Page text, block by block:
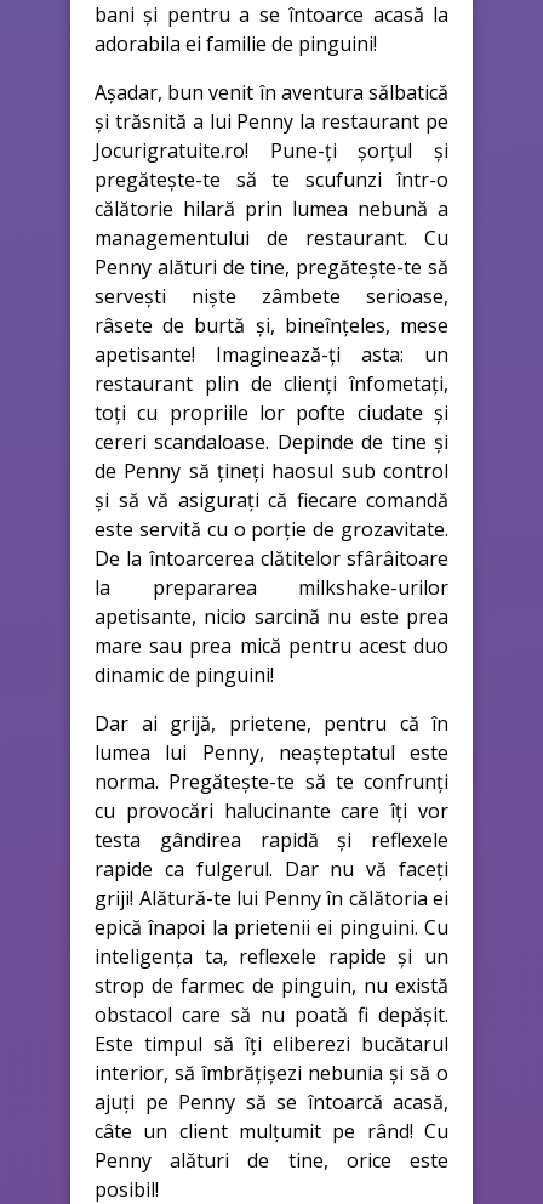
bani și pentru a se întoarce acasă la
adorabila ei familie de pinguini!
Așadar, bun venit în aventura sălbatică
și trăsnită a lui Penny la restaurant pe
Jocurigratuite.ro! Pune-ți șorțul și
pregătește-te să te scufunzi într-o
călătorie hilară prin lumea nebună a
managementului de restaurant. Cu
Penny alături de tine, pregătește-te să
servești niște zâmbete serioase,
râsete de burtă și, bineînțeles, mese
apetisante! Imaginează-ți asta: un
restaurant plin de clienți înfometați,
toți cu propriile lor pofte ciudate și
cereri scandaloase. Depinde de tine și
de Penny să țineți haosul sub control
și să vă asigurați că fiecare comandă
este servită cu o porție de grozavitate.
De la întoarcerea clătitelor sfârâitoare
la prepararea milkshake-urilor
apetisante, nicio sarcină nu este prea
mare sau prea mică pentru acest duo
dinamic de pinguini!
Dar ai grijă, prietene, pentru că în
lumea lui Penny, neașteptatul este
norma. Pregătește-te să te confrunți
cu provocări halucinante care îți vor
testa gândirea rapidă și reflexele
rapide ca fulgerul. Dar nu vă faceți
griji! Alătură-te lui Penny în călătoria ei
epică înapoi la prietenii ei pinguini. Cu
inteligența ta, reflexele rapide și un
strop de farmec de pinguin, nu există
obstacol care să nu poată fi depășit.
Este timpul să îți eliberezi bucătarul
interior, să îmbrățișezi nebunia și să o
ajuți pe Penny să se întoarcă acasă,
câte un client mulțumit pe rând! Cu
Penny alături de tine, orice este
posibil!